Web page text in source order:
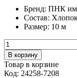
Бренд: ПНК им.
Состав:
Размер: 10 м
В корзину
Товар в корзине
Код: 24258-7208